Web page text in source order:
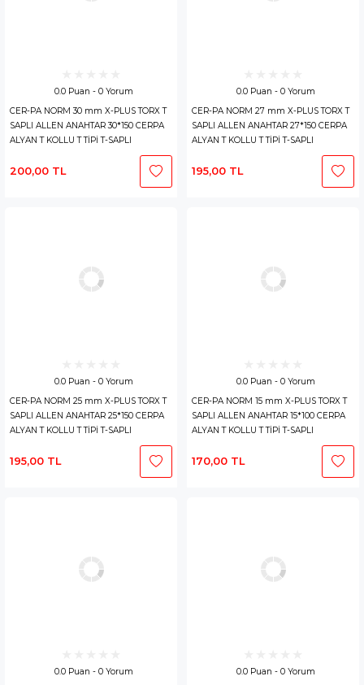
0.0 Puan - 0 Yorum
CER-PA NORM 30 mm X-PLUS TORX T
SAPLI ALLEN ANAHTAR 30*150 CERPA
ALYAN T KOLLU T TİPİ T-SAPLI
200,00 TL
0.0 Puan - 0 Yorum
CER-PA NORM 27 mm X-PLUS TORX T
SAPLI ALLEN ANAHTAR 27*150 CERPA
ALYAN T KOLLU T TİPİ T-SAPLI
195,00 TL
0.0 Puan - 0 Yorum
CER-PA NORM 25 mm X-PLUS TORX T
SAPLI ALLEN ANAHTAR 25*150 CERPA
ALYAN T KOLLU T TİPİ T-SAPLI
195,00 TL
0.0 Puan - 0 Yorum
CER-PA NORM 15 mm X-PLUS TORX T
SAPLI ALLEN ANAHTAR 15*100 CERPA
ALYAN T KOLLU T TİPİ T-SAPLI
170,00 TL
0.0 Puan - 0 Yorum
0.0 Puan - 0 Yorum